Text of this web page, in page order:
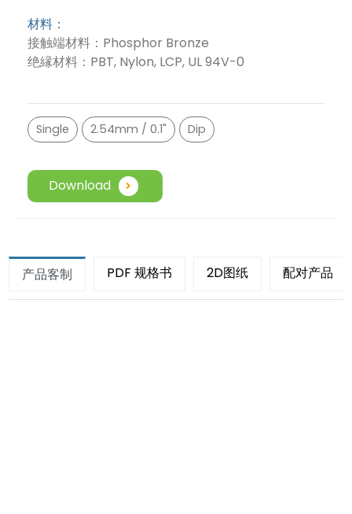
材料：
接触端材料：Phosphor Bronze
绝縁材料：PBT, Nylon, LCP, UL 94V-0
Single 2.54mm / 0.1" Dip
Download
产品客制 PDF 规格书 2D图纸 配对产品